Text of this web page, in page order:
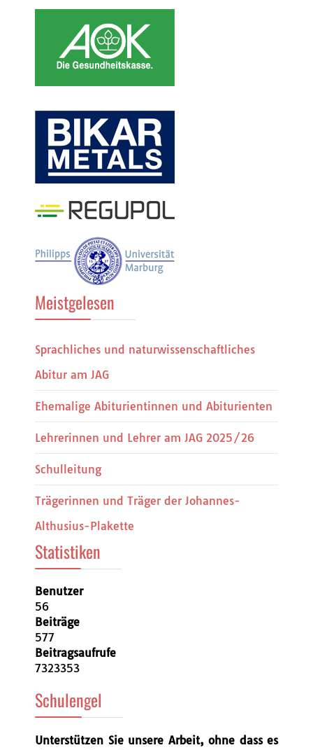
Meistgelesen
Sprachliches und naturwissenschaftliches
Abitur am JAG
Ehemalige Abiturientinnen und Abiturienten
Lehrerinnen und Lehrer am JAG 2025/26
Schulleitung
Trägerinnen und Träger der Johannes-
Althusius-Plakette
Statistiken
Benutzer
56
Beiträge
577
Beitragsaufrufe
7323353
Schulengel
Unterstützen Sie unsere Arbeit, ohne dass es